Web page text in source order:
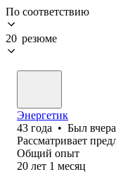
По соответствию
20 резюме
Энергетик
43 года • Был вчера
Рассматривает
Общий опыт
20 лет 1 месяц